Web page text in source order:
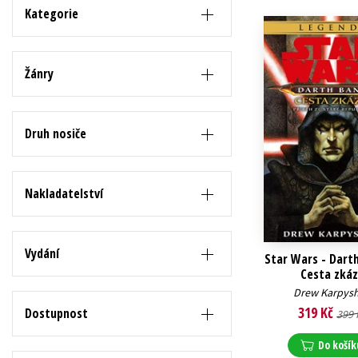
Auto - moto
Beletrie pro děti
Byznys a ekonomie
Kalendáře
Kariéra a osobní rozvoj
Kategorie
Žánry
Druh nosiče
Nakladatelství
Vydání
Dostupnost
Star Wars -
Cesta
Drew
319 Kč 399
Do